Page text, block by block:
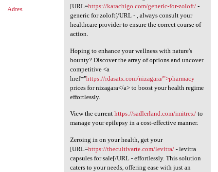
Adres
[URL=https://karachigo.com/generic-for-zoloft/-
generic for zoloft[/URL - , always consult your
healthcare provider to ensure the correct course of
action.
Hoping to enhance your wellness with nature's
bounty? Discover the array of options and uncover
competitive <a
href="https://rdasatx.com/nizagara/">pharmacy
prices for nizagara</a> to boost your health regime
effortlessly.
View the current https://sadlerland.com/imitrex/to
manage your epilepsy in a cost-effective manner.
Zeroing in on your health, get your
[URL=https://thecultivarte.com/levitra/- levitra
capsules for sale[/URL - effortlessly. This solution
caters to your needs, offering ease with just an